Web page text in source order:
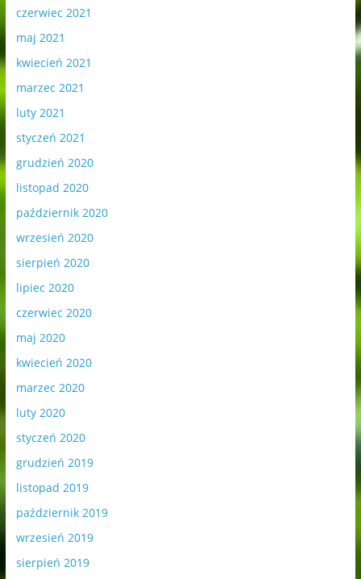
czerwiec 2021
maj 2021
kwiecień 2021
marzec 2021
luty 2021
styczeń 2021
grudzień 2020
listopad 2020
październik 2020
wrzesień 2020
sierpień 2020
lipiec 2020
czerwiec 2020
maj 2020
kwiecień 2020
marzec 2020
luty 2020
styczeń 2020
grudzień 2019
listopad 2019
październik 2019
wrzesień 2019
sierpień 2019